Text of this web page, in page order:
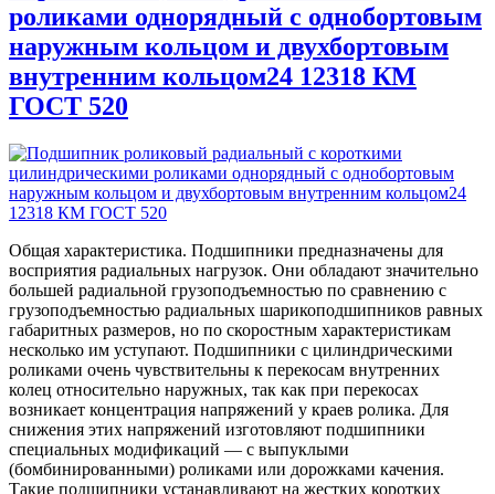
роликами однорядный с однобортовым
наружным кольцом и двухбортовым
внутренним кольцом24 12318 КМ
ГОСТ 520
Общая характеристика. Подшипники предназначены для
восприятия радиальных нагрузок. Они обладают значительно
большей радиальной грузоподъемностью по сравнению с
грузоподъемностью радиальных шарикоподшипников равных
габаритных размеров, но по скоростным характеристикам
несколько им уступают. Подшипники с цилиндрическими
роликами очень чувствительны к перекосам внутренних
колец относительно наружных, так как при перекосах
возникает концентрация напряжений у краев ролика. Для
снижения этих напряжений изготовляют подшипники
специальных модификаций — с выпуклыми
(бомбинированными) роликами или дорожками качения.
Такие подшипники устанавливают на жестких коротких